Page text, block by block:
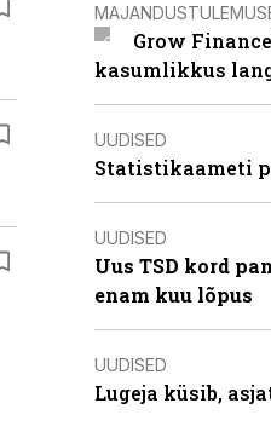
Grow
kasumlikkus
UUDISED
Statistikaameti
UUDISED
Uus TSD kord
enam kuu lõpus
UUDISED
Lugeja küsib,